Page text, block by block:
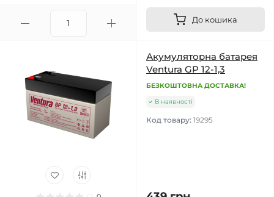
До кошика
Акумуляторна батарея
Ventura GP 12-1,3
БЕЗКОШТОВНА ДОСТАВКА!
В наявності
Код товару: 19295